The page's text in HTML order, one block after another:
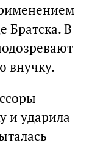
Братска. В
внучку.
и ударила